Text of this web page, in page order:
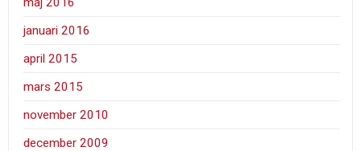
januari 2016
april 2015
mars 2015
november 2010
december 2009